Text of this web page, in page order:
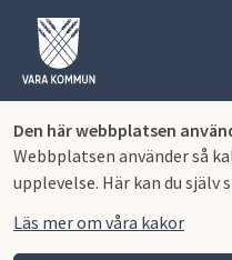
Den här webbplatsen
Webbplatsen använder så
upplevelse. Här kan du själv
Läs mer om våra kakor